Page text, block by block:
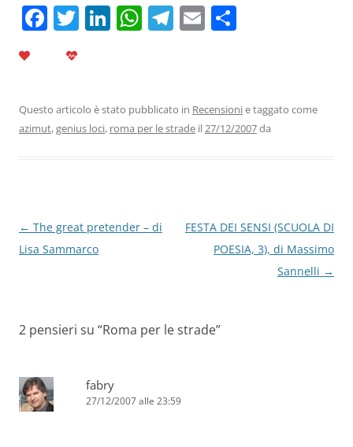
F
b
o
T Li
dI
n
W
A
p
T
a
m
E
vi
di
Questo articolo è stato pubblicato in Recensionie taggato come
azimut,genius loci, roma per le strade il27/12/2007da
Navigazione
articolo
← The great pretender – di
Lisa Sammarco
FESTA DEI SENSI (SCUOLA DI
POESIA, 3), di Massimo
Sannelli →
2 pensieri su “Roma per le strade”
fabry
27/12/2007 alle 23:59